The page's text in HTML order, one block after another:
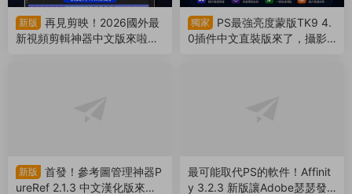
新版
再見剪映！2026國外最
新視頻剪輯神器中文版來啦，
獨家
PS最強亮度蒙版TK9 4.
0插件中文直裝版來了，攝影
新版
首發！參考圖管理神器P
ureRef 2.1.3 中文漢化版來
最可能取代PS的軟件！Affinit
y 3.2.3 新版讓Adobe瑟瑟發